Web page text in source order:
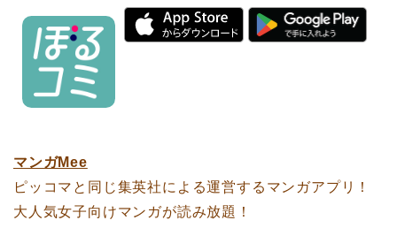
マンガMee
ピッコマと同じ集英社による運営するマンガアプリ！
大人気女子向けマンガが読み放題！